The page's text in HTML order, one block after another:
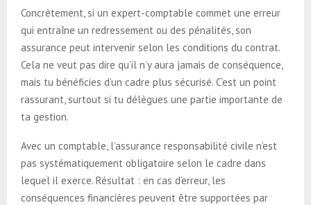
Concrètement, si un expert-comptable commet une erreur
qui entraîne un redressement ou des pénalités, son
assurance peut intervenir selon les conditions du contrat.
Cela ne veut pas dire qu’il n’y aura jamais de conséquence,
mais tu bénéficies d’un cadre plus sécurisé. C’est un point
rassurant, surtout si tu délègues une partie importante de
ta gestion.
Avec un comptable, l’assurance responsabilité civile n’est
pas systématiquement obligatoire selon le cadre dans
lequel il exerce. Résultat : en cas d’erreur, les
conséquences financières peuvent être supportées par